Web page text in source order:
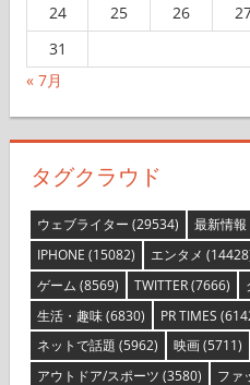
24
25 26
31
« 7月
タグクラウド
ウェブライター (29534) 最新情報
IPHONE (15082) エンタメ
ゲーム (8569) TWITTER(7666)
生活・趣味(6830) PR TIMES
ネットで話題 (5962) 映画(5711)
アウトドア/スポーツ (3580) ファ